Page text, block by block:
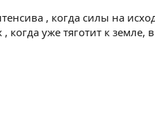
, когда силы на
уже тяготит к земле,